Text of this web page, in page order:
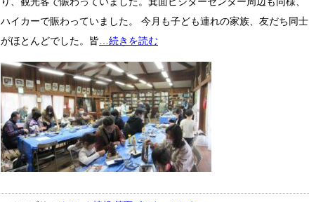
ハイカーで賑わっていました。 今月も子ども連れの家族、友だち同士
がほとんどでした。皆 …続きを読む